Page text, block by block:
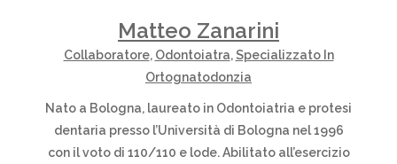
Matteo Zanarini
Collaboratore, Odontoiatra,Specializzato In
Ortognatodonzia
Nato a Bologna, laureato in Odontoiatria e protesi
dentaria presso l’Università di Bologna nel 1996
con il voto di 110/110 e lode. Abilitato all’esercizio